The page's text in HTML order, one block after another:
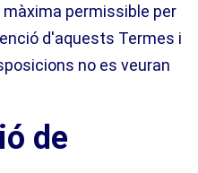
permissible per
d'aquests Termes i
no es veuran
de